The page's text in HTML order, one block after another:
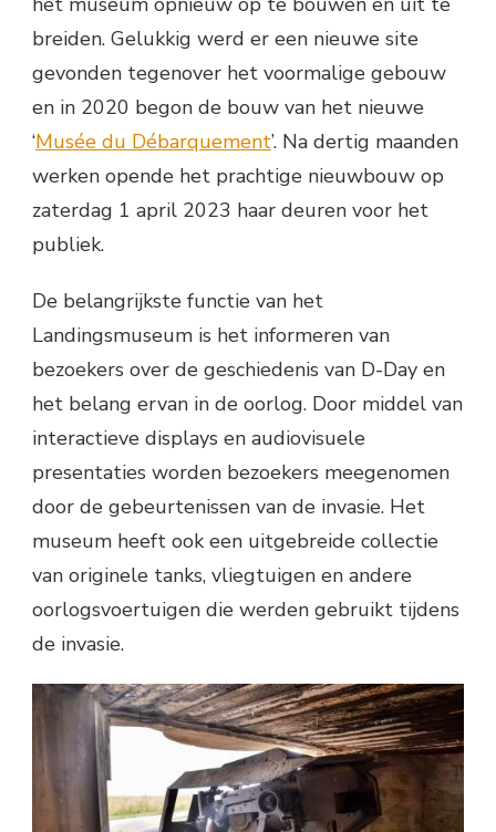
breiden. Gelukkig werd er een nieuwe site
gevonden tegenover het voormalige gebouw
en in 2020 begon de bouw van het nieuwe
‘Musée du Débarquement’. Na dertig maanden
werken opende het prachtige nieuwbouw op
zaterdag 1 april 2023 haar deuren voor het
publiek.
De belangrijkste functie van het
Landingsmuseum is het informeren van
bezoekers over de geschiedenis van D-Day en
het belang ervan in de oorlog. Door middel van
interactieve displays en audiovisuele
presentaties worden bezoekers meegenomen
door de gebeurtenissen van de invasie. Het
museum heeft ook een uitgebreide collectie
van originele tanks, vliegtuigen en andere
oorlogsvoertuigen die werden gebruikt tijdens
de invasie.